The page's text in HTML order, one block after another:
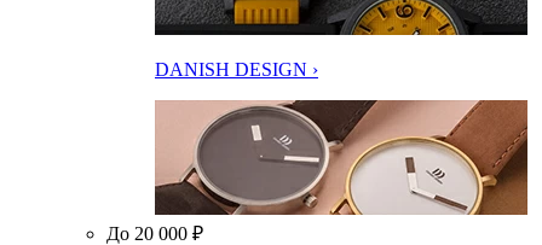
DANISH DESIGN ›
До 20 000 ₽